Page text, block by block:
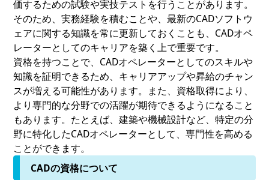
価するための試験や実技テストを行うことがあります。
そのため、実務経験を積むことや、最新のCADソフトウ
ェアに関する知識を常に更新しておくことも、CADオペ
レーターとしてのキャリアを築く上で重要です。
資格を持つことで、CADオペレーターとしてのスキルや
知識を証明できるため、キャリアアップや昇給のチャン
スが増える可能性があります。また、資格取得により、
より専門的な分野での活躍が期待できるようになること
もあります。たとえば、建築や機械設計など、特定の分
野に特化したCADオペレーターとして、専門性を高める
ことができます。
CADの資格について